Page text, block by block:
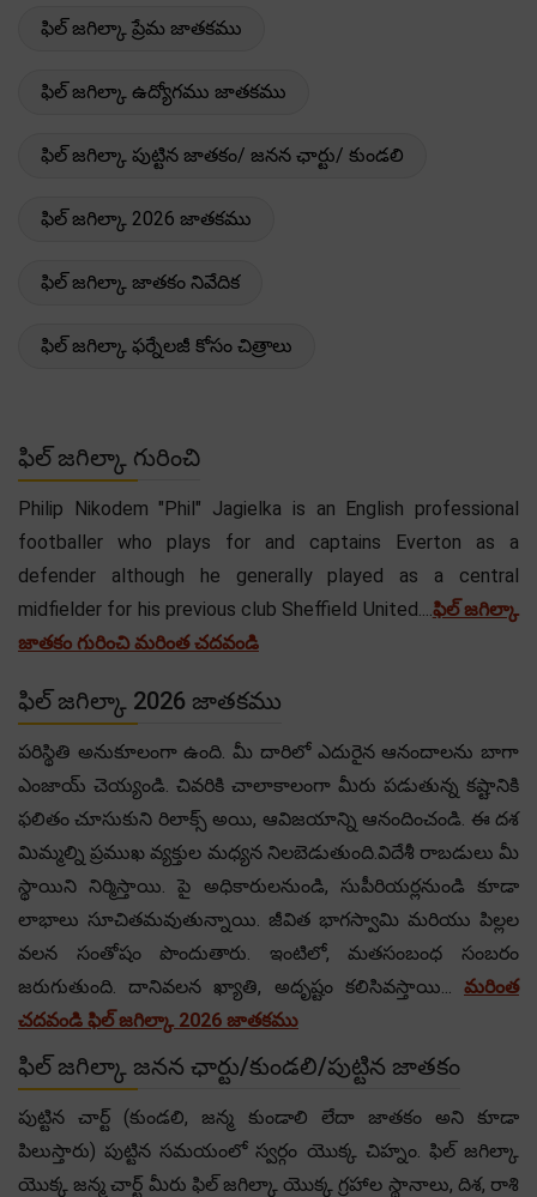
ఫిల్ జగిల్కా ప్రేమ జాతకము
ఫిల్ జగిల్కా ఉద్యోగము జాతకము
ఫిల్ జగిల్కా పుట్టిన జాతకం/ జనన ఛార్టు/ కుండలి
ఫిల్ జగిల్కా 2026 జాతకము
ఫిల్ జగిల్కా జాతకం నివేదిక
ఫిల్ జగిల్కా ఫర్నేలజీ కోసం చిత్రాలు
ఫిల్ జగిల్కా గురించి
Philip Nikodem "Phil" Jagielka is an English professional
footballer who plays for and captains Everton as a
defender although he generally played as a central
midfielder for his previous club Sheffield United....ఫిల్ జగిల్కా
జాతకం గురించి మరింత చదవండి
ఫిల్ జగిల్కా 2026 జాతకము
పరిస్థితి అనుకూలంగా ఉంది. మీ దారిలో ఎదురైన ఆనందాలను బాగా
ఎంజాయ్ చెయ్యండి. చివరికి చాలాకాలంగా మీరు పడుతున్న కష్టానికి
ఫలితం చూసుకుని రిలాక్స్ అయి, ఆవిజయాన్ని ఆనందించండి. ఈ దశ
మిమ్మల్ని ప్రముఖ వ్యక్తుల మధ్యన నిలబెడుతుంది.విదేశీ రాబడులు మీ
స్థాయిని నిర్మిస్తాయి. పై అధికారులనుండి, సుపీరియర్లనుండి కూడా
లాభాలు సూచితమవుతున్నాయి. జీవిత భాగస్వామి మరియు పిల్లల
వలన సంతోషం పొందుతారు. ఇంటిలో, మతసంబంధ సంబరం
జరుగుతుంది. దానివలన ఖ్యాతి, అదృష్టం కలిసివస్తాయి... మరింత
చదవండి ఫిల్ జగిల్కా 2026 జాతకము
ఫిల్ జగిల్కా జనన ఛార్టు/కుండలి/పుట్టిన జాతకం
పుట్టిన చార్ట్ (కుండలి, జన్మ కుండాలి లేదా జాతకం అని కూడా
పిలుస్తారు) పుట్టిన సమయంలో స్వర్గం యొక్క చిహ్నం. ఫిల్ జగిల్కా
యొక్క జన్మ చార్ట్ మీరు ఫిల్ జగిల్కా యొక్క గ్రహాల స్థానాలు, దిశ, రాశి